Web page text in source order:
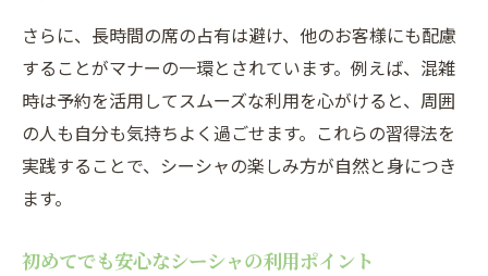
雰囲気を守るシーシャのマナーポイント
シーシャを囲む場での気配りのコツ
シーシャを長く楽しむための空気作り
シーシャを楽しむ上で覚えておくべき注意点
シーシャ初心者が注意したい健康ポイント
喫煙マナーとシーシャの安全な楽しみ方
さらに、長時間の席の占有は避け、他のお客様にも配慮
することがマナーの一環とされています。例えば、混雑
時は予約を活用してスムーズな利用を心がけると、周囲
の人も自分も気持ちよく過ごせます。これらの習得法を
実践することで、シーシャの楽しみ方が自然と身につき
ます。
初めてでも安心なシーシャの利用ポイント